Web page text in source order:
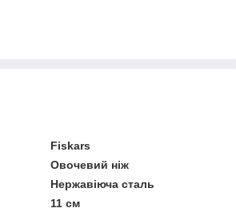
Fiskars
Овочевий ніж
Нержавіюча сталь
11 см